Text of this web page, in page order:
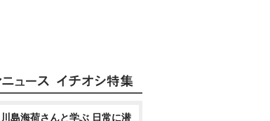
川島海荷さんと学ぶ 日常に潜